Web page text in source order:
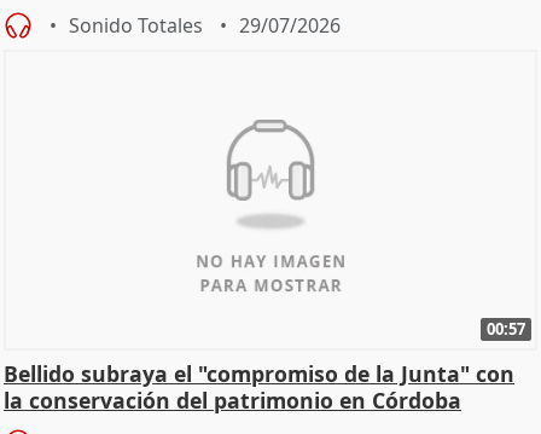
Sonido Totales 29/07/2026
00:57
Bellido subraya el "compromiso de la Junta" con
la conservación del patrimonio en Córdoba